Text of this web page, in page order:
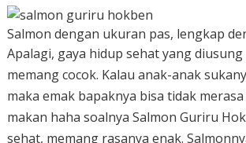
Salmon dengan ukuran pas, lengkap
Apalagi, gaya hidup sehat yang
memang cocok. Kalau anak-anak
maka emak bapaknya bisa tidak merasa
makan haha soalnya Salmon Guriru
sehat, memang rasanya enak.